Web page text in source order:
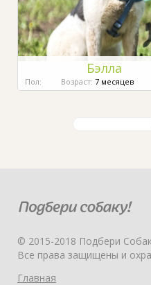
Бэлла
Пол: Возраст: 7 месяцев
© 2015-2018 Подбери
Все права защищены и
Главная